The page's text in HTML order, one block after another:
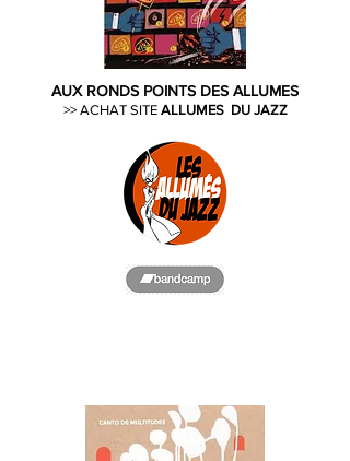
AUX RONDS POINTS DES ALLUMES
>> ACHAT SITE ALLUMESDU JAZZ